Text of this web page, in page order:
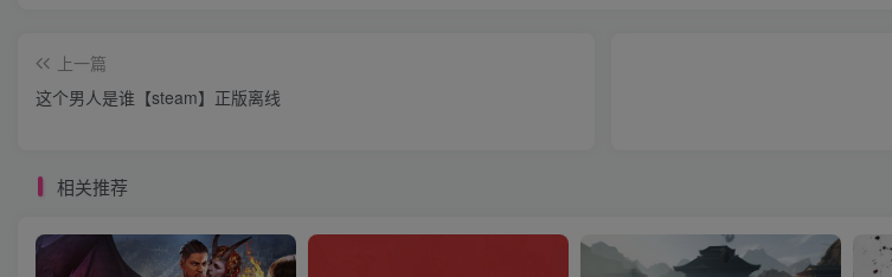
上一篇
这个男人是谁【steam】正版离线
相关推荐